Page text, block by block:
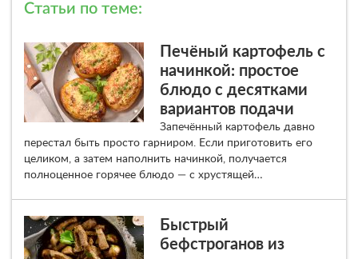
Статьи по теме:
Печёный картофель с
начинкой: простое
блюдо с десятками
вариантов подачи
Запечённый картофель давно
перестал быть просто гарниром. Если приготовить его
целиком, а затем наполнить начинкой, получается
полноценное горячее блюдо — с хрустящей…
Быстрый
бефстроганов из